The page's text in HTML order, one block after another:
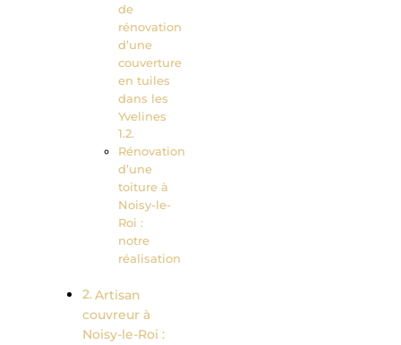
de
rénovation
d’une
couverture
en tuiles
dans les
Yvelines
Rénovation
d’une
toiture à
Noisy-le-
Roi :
notre
réalisation
Artisan
couvreur à
Noisy-le-Roi :